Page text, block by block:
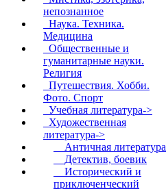
непознанное
Наука. Техника.
Медицина
Общественные и
гуманитарные науки.
Религия
Путешествия. Хобби.
Фото. Спорт
Учебная литература->
Художественная
литература->
Античная литература
Детектив, боевик
Исторический и
приключенческий